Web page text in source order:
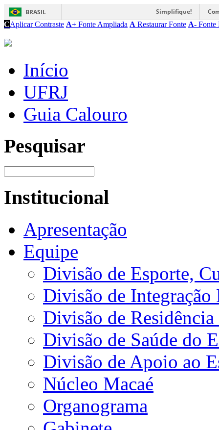
BRASIL Simplifique!
CAplicar Contraste A+ Fonte Ampliada A Restaurar Fonte A- Fonte
Início
UFRJ
Guia Calouro
Pesquisar
Institucional
Apresentação
Equipe
Divisão de Esporte,
Divisão de Integração
Divisão de
Divisão de Saúde do
Divisão de Apoio ao
Núcleo Macaé
Organograma